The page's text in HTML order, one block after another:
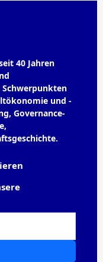
40 Jahren
Schwerpunkten
und -
Governance-